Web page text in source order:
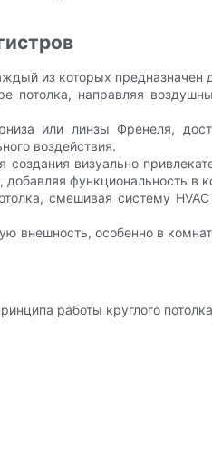
из которых предназначен
потолка, направляя
или линзы Френеля,
воздействия.
визуально
функциональность в
смешивая систему
внешность, особенно в